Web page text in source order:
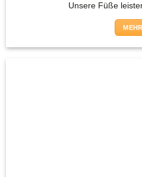
Unsere Füße
MEHR